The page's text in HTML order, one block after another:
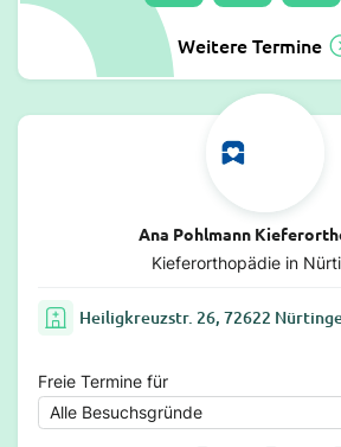
Weitere Termine
Ana Pohlmann
Kieferorthopädie in
Heiligkreuzstr. 26, 72622
Freie Termine für